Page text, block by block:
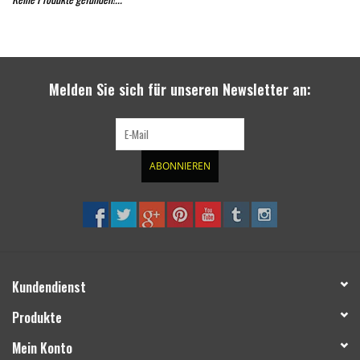
Melden Sie sich für unseren Newsletter an:
ABONNIEREN
Kundendienst
Produkte
Mein Konto